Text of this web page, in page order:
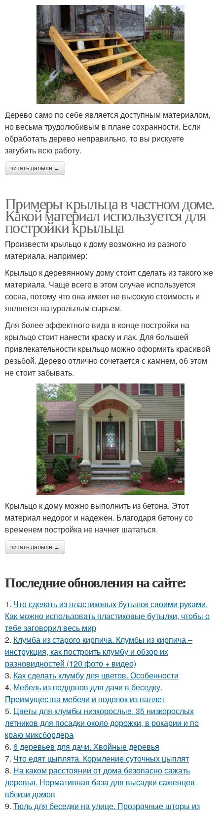
Дерево само по себе является доступным материалом,
но весьма трудолюбивым в плане сохранности. Если
обработать дерево неправильно, то вы рискуете
загубить всю работу.
читать дальше →
Примеры крыльца в частном доме.
Какой материал используется для
постройки крыльца
Произвести крыльцо к дому возможно из разного
материала, например:
Крыльцо к деревянному дому стоит сделать из такого же
материала. Чаще всего в этом случае используется
сосна, потому что она имеет не высокую стоимость и
является натуральным сырьем.
Для более эффектного вида в конце постройки на
крыльцо стоит нанести краску и лак. Для большей
привлекательности крыльцо можно оформить красивой
резьбой. Дерево отлично сочетается с камнем, об этом
не стоит забывать.
Крыльцо к дому можно выполнить из бетона. Этот
материал недорог и надежен. Благодаря бетону со
временем постройка не начнет шататься.
читать дальше →
Последние обновления на сайте:
1. Что сделать из пластиковых бутылок своими руками.
Как можно использовать пластиковые бутылки, чтобы о
тебе заговорил весь мир
2. Клумба из старого кирпича. Клумбы из кирпича –
инструкция, как построить клумбу и обзор их
разновидностей (120 фото + видео)
3. Как сделать клумбу для цветов. Особенности
4. Мебель из поддонов для дачи в беседку.
Преимущества мебели и поделок из паллет
5. Цветы для клумбы низкорослые. 35 низкорослых
летников для посадки около дорожки, в рокарии и по
краю миксбордера
6. 6 деревьев для дачи. Хвойные деревья
7. Что едят цыплята. Кормление суточных цыплят
8. На каком расстоянии от дома безопасно сажать
деревья. Нормативная база для высадки саженцев
вблизи домов
9. Тюль для беседки на улице. Прозрачные шторы из